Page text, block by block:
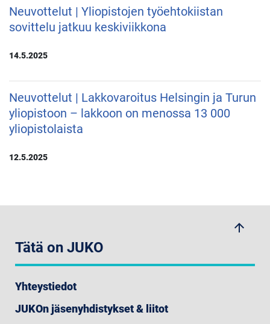
Neuvottelut | Yliopistojen työehtokiistan
sovittelu jatkuu keskiviikkona
14.5.2025
Neuvottelut | Lakkovaroitus Helsingin ja Turun
yliopistoon – lakkoon on menossa 13 000
yliopistolaista
12.5.2025
arrow_upwards
Tätä on JUKO
Yhteystiedot
JUKOn jäsenyhdistykset & liitot